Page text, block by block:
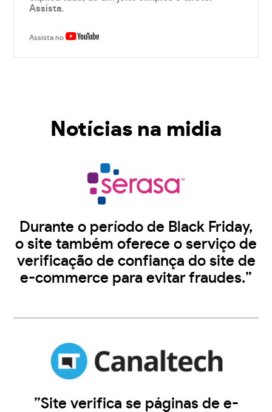
Assista.
Assista no
Notícias na midia
Durante o período de Black Friday,
o site também oferece o serviço de
verificação de confiança do site de
e-commerce para evitar fraudes.”
”Site verifica se páginas de e-